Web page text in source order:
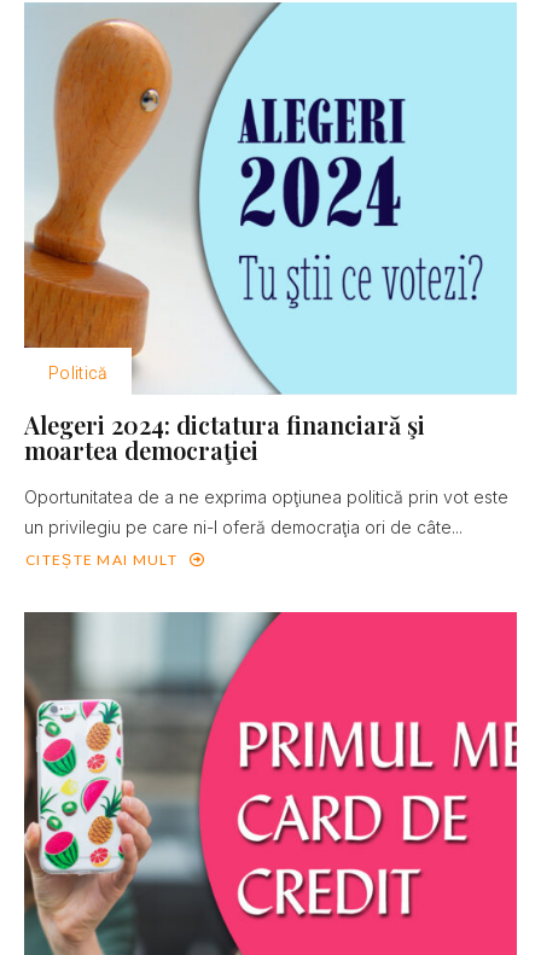
Politică
Alegeri 2024: dictatura financiară şi
moartea democraţiei
Oportunitatea de a ne exprima opţiunea politică prin vot este
un privilegiu pe care ni-l oferă democraţia ori de câte...
CITEȘTE MAI MULT